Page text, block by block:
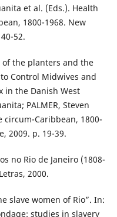
et al. (Eds.). Health
1800-1968. New
52.
of the planters and the
Control Midwives and
in the Danish West
PALMER, Steven
circum-Caribbean, 1800-
2009. p. 19-39.
no Rio de Janeiro (1808-
2000.
slave women of Rio”. In:
studies in slavery